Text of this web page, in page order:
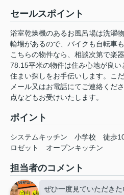
セールスポイント
浴室乾燥機のあるお風呂場は洗濯
輪場があるので、バイクも自転車
こちらの物件なら、相談次第で楽
78.15平米の物件は住み心地が良
住まい探しをお手伝いします。こ
メール又はお電話にてご連絡くだ
点などもお受けいたします。
ポイント
システムキッチン 小学校 徒歩
ロゼット
オープンキッチン
担当者のコメント
ぜひ一度見ていただきた